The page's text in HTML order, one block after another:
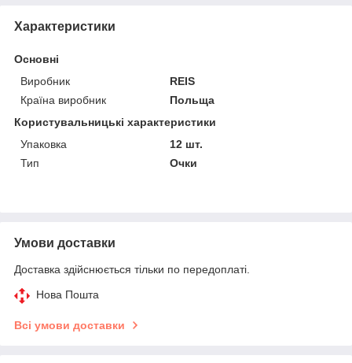
Характеристики
Основні
Виробник
REIS
Країна виробник
Польща
Користувальницькі характеристики
Упаковка
12 шт.
Тип
Очки
Умови доставки
Доставка здійснюється тільки по передоплаті.
Нова Пошта
Всі умови доставки